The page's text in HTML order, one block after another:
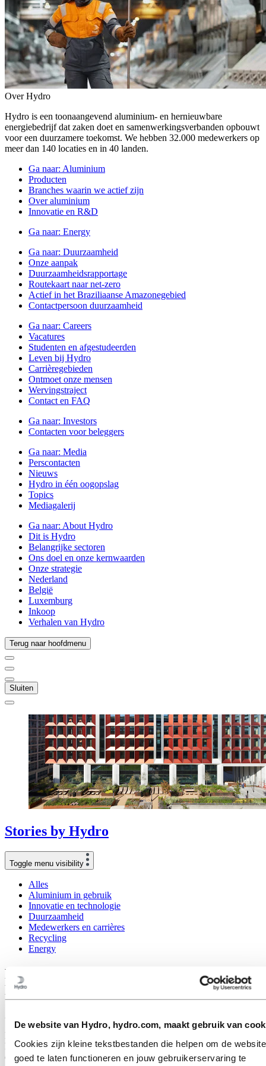
De website van Hydro, hydro.com, maakt gebruik van
Cookies zijn kleine tekstbestanden die helpen om de website
goed te laten functioneren en jouw gebruikerservaring te
Over Hydro
Hydro is een toonaangevend aluminium- en hernieuwbare
energiebedrijf dat zaken doet en samenwerkingsverbanden opbouwt
voor een duurzamere toekomst. We hebben 32.000 medewerkers op
meer dan 140 locaties en in 40 landen.
Ga naar: Aluminium
Producten
Branches waarin we actief zijn
Over aluminium
Innovatie en R&D
Ga naar: Energy
Ga naar: Duurzaamheid
Onze aanpak
Duurzaamheidsrapportage
Routekaart naar net-zero
Actief in het Braziliaanse Amazonegebied
Contactpersoon duurzaamheid
Ga naar: Careers
Vacatures
Studenten en afgestudeerden
Leven bij Hydro
Carrièregebieden
Ontmoet onze mensen
Wervingstraject
Contact en FAQ
Ga naar: Investors
Contacten voor beleggers
Ga naar: Media
Perscontacten
Nieuws
Hydro in één oogopslag
Topics
Mediagalerij
Ga naar: About Hydro
Dit is Hydro
Belangrijke sectoren
Ons doel en onze kernwaarden
Onze strategie
Nederland
België
Luxemburg
Inkoop
Verhalen van Hydro
Terug naar hoofdmenu
Sluiten
Stories by Hydro
Toggle menu visibility
Alles
Aluminium in gebruik
Innovatie en technologie
Duurzaamheid
Medewerkers en carrières
Recycling
Energy
Hoe Buzon profiteerde van Hydro
EcoDesign
Buzon Pedestal International, een Europees bedrijf met het
hoofdkantoor in België, maakte gebruik van Hydro EcoDesign om
de gootprofielen in hun productpakket te verbeteren.